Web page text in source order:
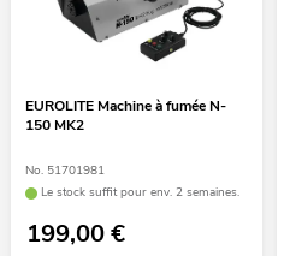
EUROLITE Machine à fumée N-
150 MK2
No. 51701981
Le stock suffit pour env. 2 semaines.
199,00€